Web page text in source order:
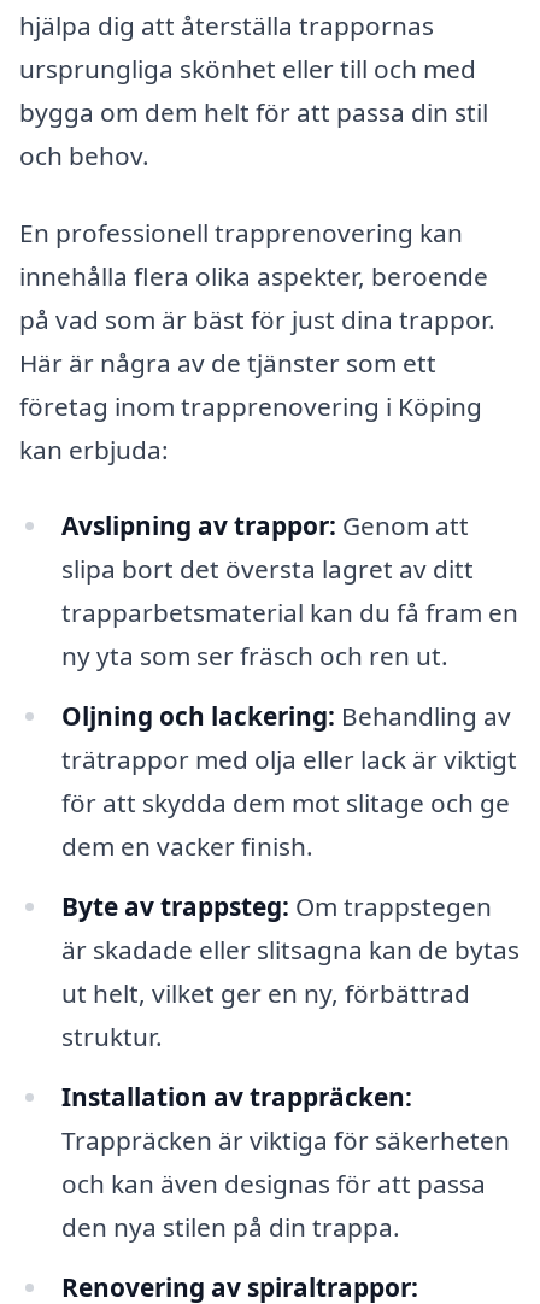
hjälpa dig att återställa trappornas
ursprungliga skönhet eller till och med
bygga om dem helt för att passa din stil
och behov.
En professionell trapprenovering kan
innehålla flera olika aspekter, beroende
på vad som är bäst för just dina trappor.
Här är några av de tjänster som ett
företag inom trapprenovering i Köping
kan erbjuda:
Avslipning av trappor: Genom att
slipa bort det översta lagret av ditt
trapparbetsmaterial kan du få fram en
ny yta som ser fräsch och ren ut.
Oljning och lackering: Behandling av
trätrappor med olja eller lack är viktigt
för att skydda dem mot slitage och ge
dem en vacker finish.
Byte av trappsteg: Om trappstegen
är skadade eller slitsagna kan de bytas
ut helt, vilket ger en ny, förbättrad
struktur.
Installation av trappräcken:
Trappräcken är viktiga för säkerheten
och kan även designas för att passa
den nya stilen på din trappa.
Renovering av spiraltrappor: